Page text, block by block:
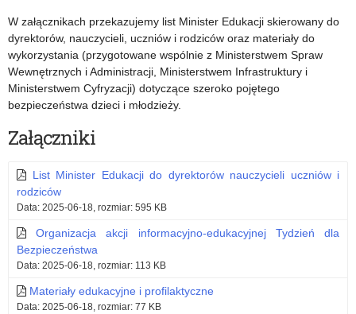
W załącznikach przekazujemy list Minister Edukacji skierowany do
dyrektorów, nauczycieli, uczniów i rodziców oraz materiały do
wykorzystania (przygotowane wspólnie z Ministerstwem Spraw
Wewnętrznych i Administracji, Ministerstwem Infrastruktury i
Ministerstwem Cyfryzacji) dotyczące szeroko pojętego
bezpieczeństwa dzieci i młodzieży.
Załączniki
List Minister Edukacji do dyrektorów nauczycieli uczniów i
rodziców
Data: 2025-06-18, rozmiar: 595 KB
Organizacja akcji informacyjno-edukacyjnej Tydzień dla
Bezpieczeństwa
Data: 2025-06-18, rozmiar: 113 KB
Materiały edukacyjne i profilaktyczne
Data: 2025-06-18, rozmiar: 77 KB
edukacyjne
Education